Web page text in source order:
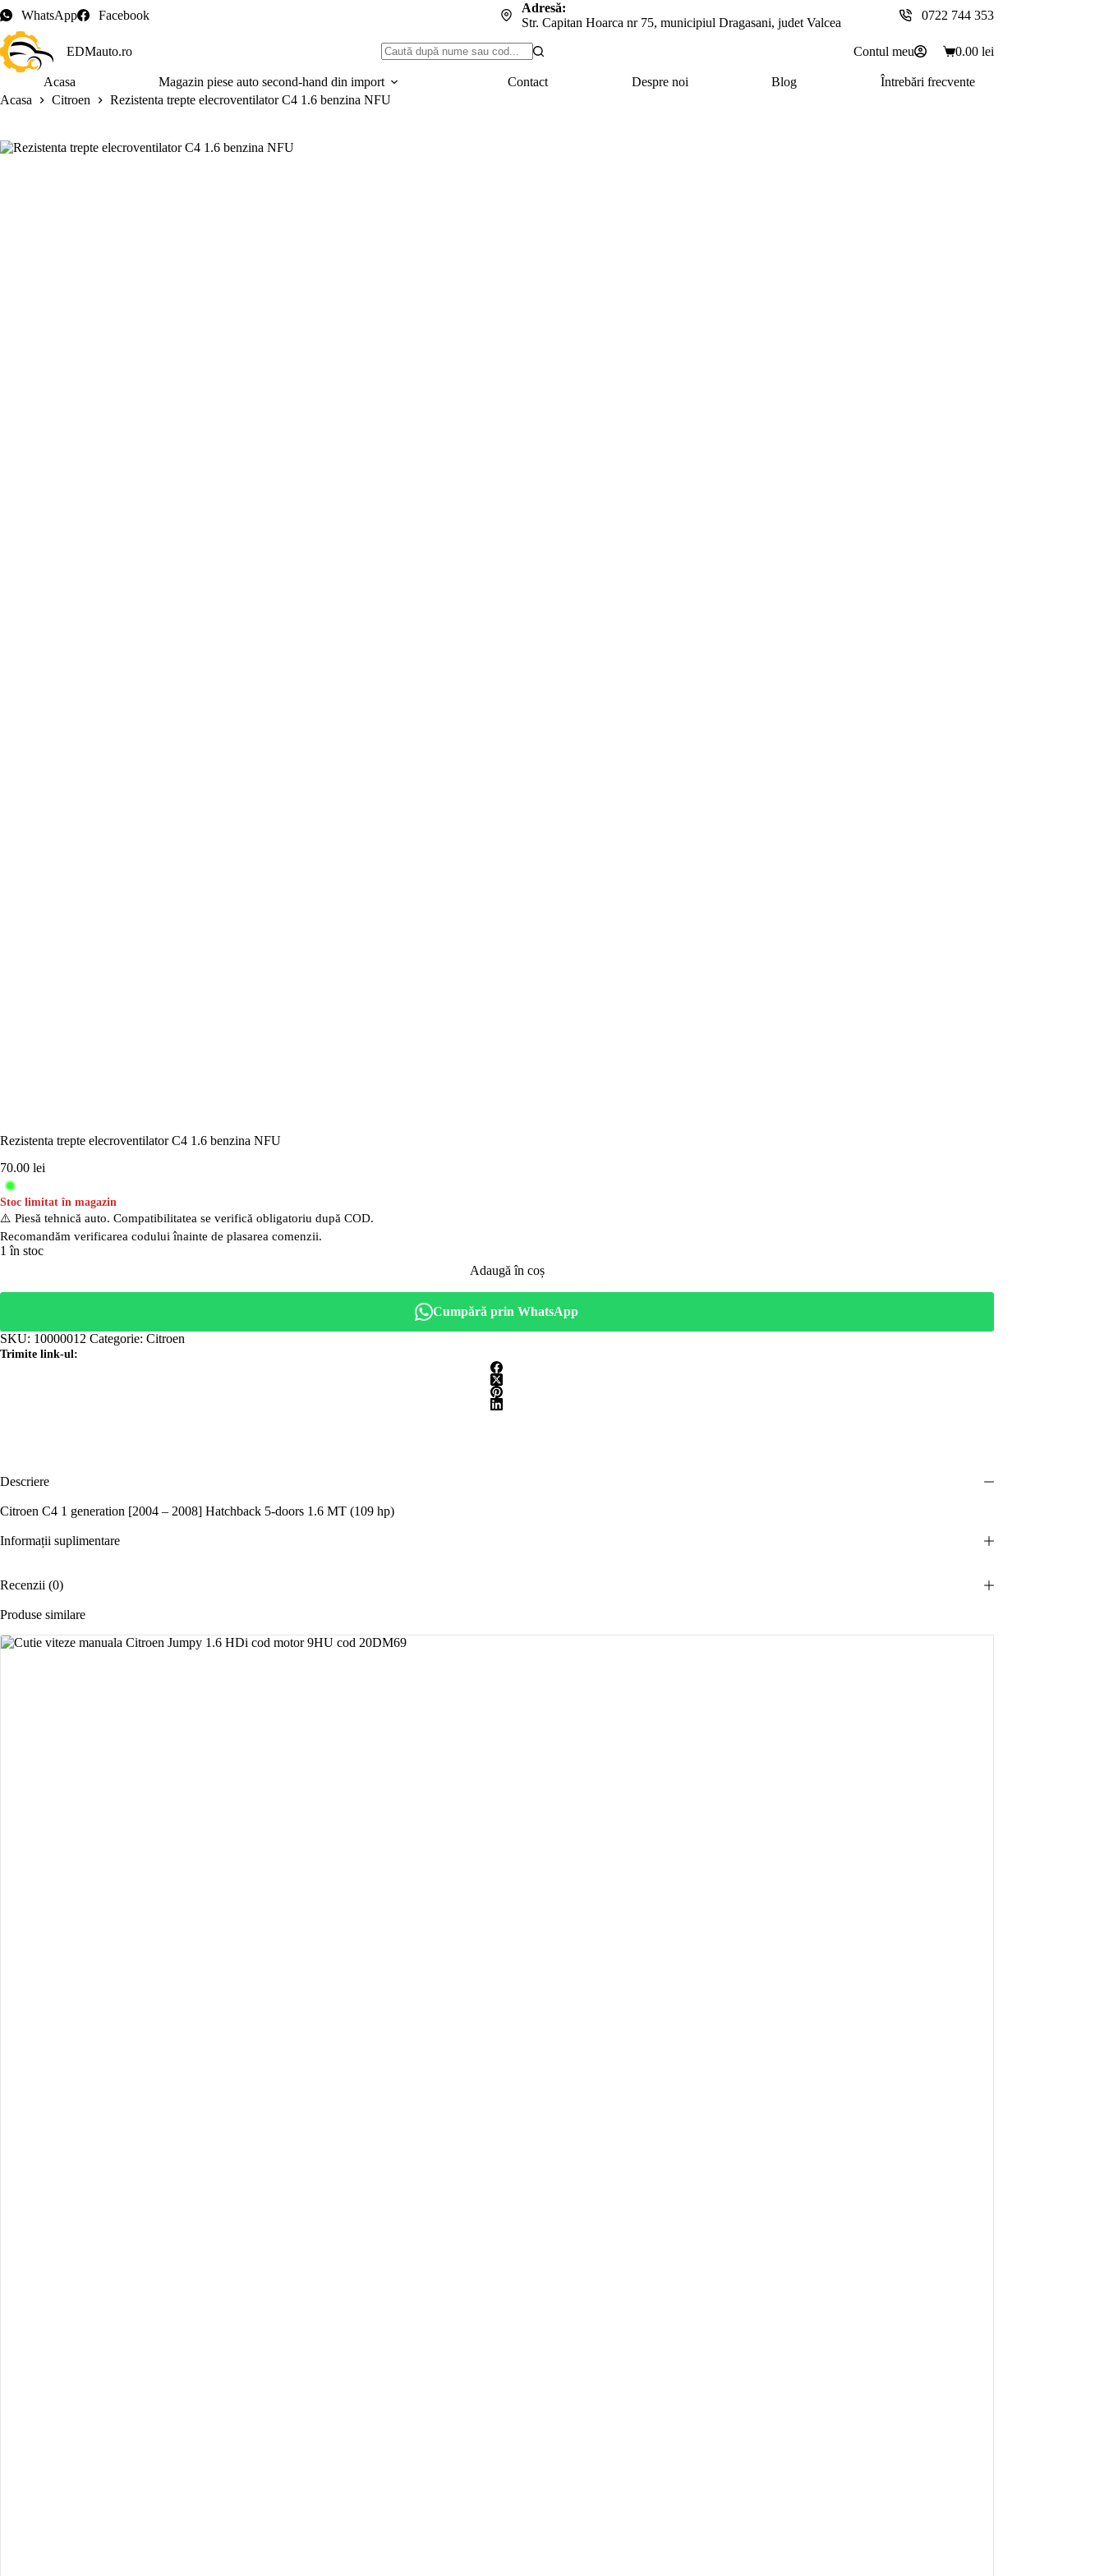
Sari
la
conținut
WhatsApp Facebook
Adresă:
Str. Capitan Hoarca nr 75, municipiul Dragasani, judet Valcea
0722 744 353
EDMauto.ro
rezultat
Contul meu
Coș
cumpărături
0.00 lei
Acasa Magazin piese auto second-hand din import Contact Despre noi Blog
Întrebări frecvente
Acasa
Citroen Rezistenta trepte elecroventilator C4 1.6 benzina NFU
Rezistenta trepte elecroventilator C4 1.6 benzina NFU
70.00 lei
Stoc limitat în magazin
⚠️ Piesă tehnică auto. Compatibilitatea se verifică obligatoriu după COD.
Recomandăm verificarea codului înainte de plasarea comenzii.
1 în stoc
Adaugă în coș
Cumpără prin WhatsApp
SKU: 10000012 Categorie: Citroen
Trimite link-ul:
Descriere
Citroen C4 1 generation [2004 – 2008] Hatchback 5-doors 1.6 MT (109 hp)
Informații suplimentare
Recenzii (0)
Produse similare